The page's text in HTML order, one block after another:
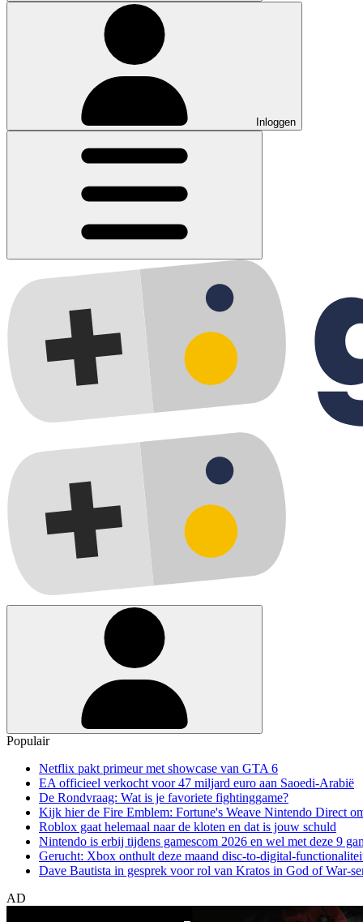
Inloggen
Populair
Netflix pakt primeur met showcase van GTA 6
EA officieel verkocht voor 47 miljard euro aan Saoedi-Arabië
De Rondvraag: Wat is je favoriete fightinggame?
Kijk hier de Fire Emblem: Fortune's Weave Nintendo Direct
Roblox gaat helemaal naar de kloten en dat is jouw schuld
Nintendo is erbij tijdens gamescom 2026 en wel met deze 9
Gerucht: Xbox onthult deze maand disc-to-digital-
Dave Bautista in gesprek voor rol van Kratos in God of War-
AD